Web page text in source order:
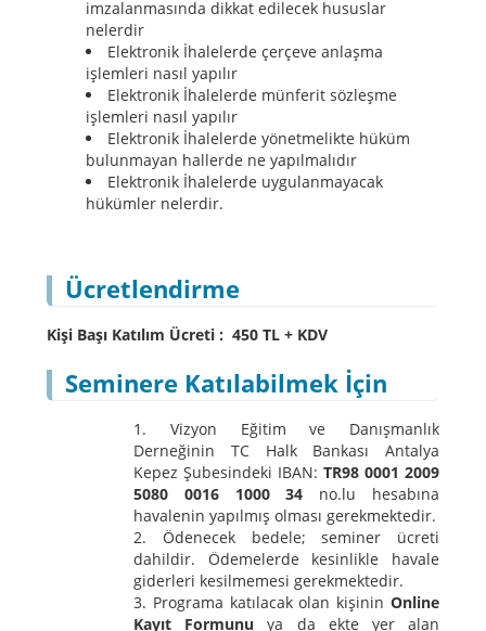
imzalanmasında dikkat edilecek hususlar
nelerdir
Elektronik İhalelerde çerçeve anlaşma
işlemleri nasıl yapılır
Elektronik İhalelerde münferit sözleşme
işlemleri nasıl yapılır
Elektronik İhalelerde yönetmelikte hüküm
bulunmayan hallerde ne yapılmalıdır
Elektronik İhalelerde uygulanmayacak
hükümler nelerdir.
Ücretlendirme
Kişi Başı Katılım Ücreti : 450 TL + KDV
Seminere Katılabilmek İçin
Vizyon Eğitim ve Danışmanlık
Derneğinin TC Halk Bankası Antalya
Kepez Şubesindeki IBAN: TR98 0001 2009
5080 0016 1000 34 no.lu hesabına
havalenin yapılmış olması gerekmektedir.
Ödenecek bedele; seminer ücreti
dahildir. Ödemelerde kesinlikle havale
giderleri kesilmemesi gerekmektedir.
Programa katılacak olan kişininOnline
Kayıt Formunu ya da ekte yer alan